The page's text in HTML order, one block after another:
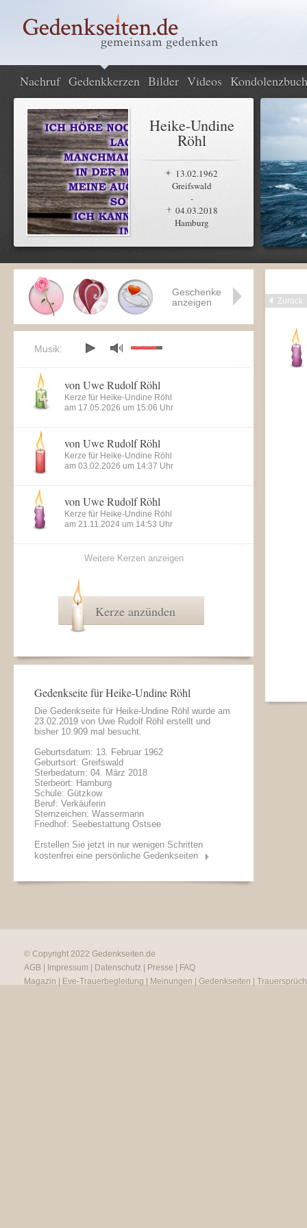
Nachruf Gedenkkerzen Bilder Videos Kondolenzbuch
Heike-Undine
Röhl
13.02.1962
Greifswald
-
04.03.2018
Hamburg
Zurück
Geschenke
anzeigen
Musik:
von Uwe Rudolf Röhl
Kerze für Heike-Undine Röhl
am 17.05.2026 um 15:06 Uhr
von Uwe Rudolf Röhl
Kerze für Heike-Undine Röhl
am 03.02.2026 um 14:37 Uhr
von Uwe Rudolf Röhl
Kerze für Heike-Undine Röhl
am 21.11.2024 um 14:53 Uhr
Weitere Kerzen anzeigen
Kerze anzünden
Gedenkseite für Heike-Undine Röhl
Die Gedenkseite für Heike-Undine Röhl wurde am
23.02.2019 von Uwe Rudolf Röhl erstellt und
bisher 10.909 mal besucht.
Geburtsdatum: 13. Februar 1962
Geburtsort: Greifswald
Sterbedatum: 04. März 2018
Sterbeort: Hamburg
Schule: Gützkow
Beruf: Verkäuferin
Sternzeichen: Wassermann
Friedhof: Seebestattung Ostsee
Erstellen Sie jetzt in nur wenigen Schritten
kostenfrei eine persönliche Gedenkseiten
© Copyright 2022 Gedenkseiten.de
AGB
Impressum Datenschutz Presse
FAQ
Magazin
Eve-Trauerbegleitung Meinungen Gedenkseiten